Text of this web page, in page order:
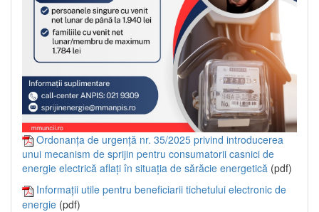
Ordonanța de urgență nr. 35/2025 privind introducerea
unui mecanism de sprijin pentru consumatorii casnici de
energie electrică aflați în situația de sărăcie energetică (pdf)
Informații utile pentru beneficiarii tichetului electronic de
energie (pdf)